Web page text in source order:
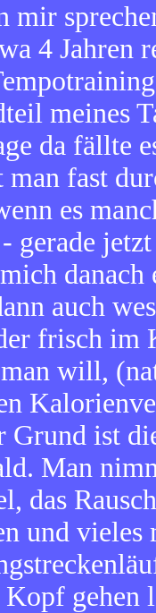
mir
4 Jahren
meines
da fällte
man fast
es
gerade
auch
frisch im
will,
Grund ist
Man
das
und
gehen